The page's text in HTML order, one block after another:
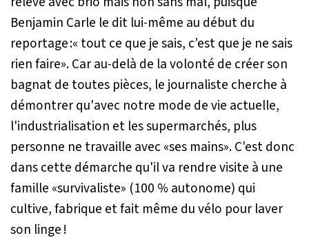
Benjamin Carle le dit lui-même au début du
reportage :« tout ce que je sais, c’est que je ne sais
rien faire». Car au-delà de la volonté de créer son
bagnat de toutes pièces, le journaliste cherche à
démontrer qu'avec notre mode de vie actuelle,
l'industrialisation et les supermarchés, plus
personne ne travaille avec «ses mains». C'est donc
dans cette démarche qu'il va rendre visite à une
famille «survivaliste» (100 % autonome) qui
cultive, fabrique et fait même du vélo pour laver
son linge !